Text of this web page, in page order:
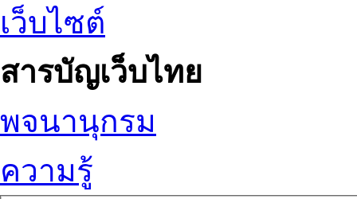
เว็บไซต์
สารบัญเว็บไทย
พจนานุกรม
ความรู้